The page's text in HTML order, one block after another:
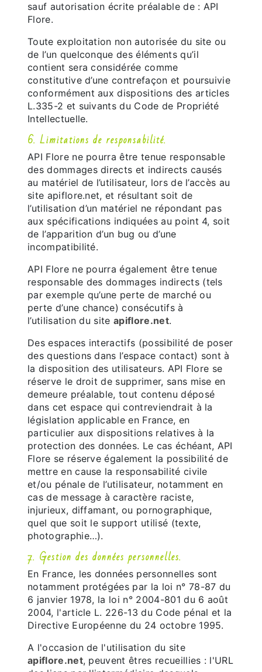
sauf autorisation écrite préalable de : API
Flore.
Toute exploitation non autorisée du site ou
de l’un quelconque des éléments qu’il
contient sera considérée comme
constitutive d’une contrefaçon et poursuivie
conformément aux dispositions des articles
L.335-2 et suivants du Code de Propriété
Intellectuelle.
6. Limitations de responsabilité.
API Flore ne pourra être tenue responsable
des dommages directs et indirects causés
au matériel de l’utilisateur, lors de l’accès au
site apiflore.net, et résultant soit de
l’utilisation d’un matériel ne répondant pas
aux spécifications indiquées au point 4, soit
de l’apparition d’un bug ou d’une
incompatibilité.
API Flore ne pourra également être tenue
responsable des dommages indirects (tels
par exemple qu’une perte de marché ou
perte d’une chance) consécutifs à
l’utilisation du siteapiflore.net.
Des espaces interactifs (possibilité de poser
des questions dans l’espace contact) sont à
la disposition des utilisateurs. API Flore se
réserve le droit de supprimer, sans mise en
demeure préalable, tout contenu déposé
dans cet espace qui contreviendrait à la
législation applicable en France, en
particulier aux dispositions relatives à la
protection des données. Le cas échéant, API
Flore se réserve également la possibilité de
mettre en cause la responsabilité civile
et/ou pénale de l’utilisateur, notamment en
cas de message à caractère raciste,
injurieux, diffamant, ou pornographique,
quel que soit le support utilisé (texte,
photographie…).
7. Gestion des données personnelles.
En France, les données personnelles sont
notamment protégées par la loi n° 78-87 du
6 janvier 1978, la loi n° 2004-801 du 6 août
2004, l'article L. 226-13 du Code pénal et la
Directive Européenne du 24 octobre 1995.
A l'occasion de l'utilisation du site
apiflore.net, peuvent êtres recueillies : l'URL